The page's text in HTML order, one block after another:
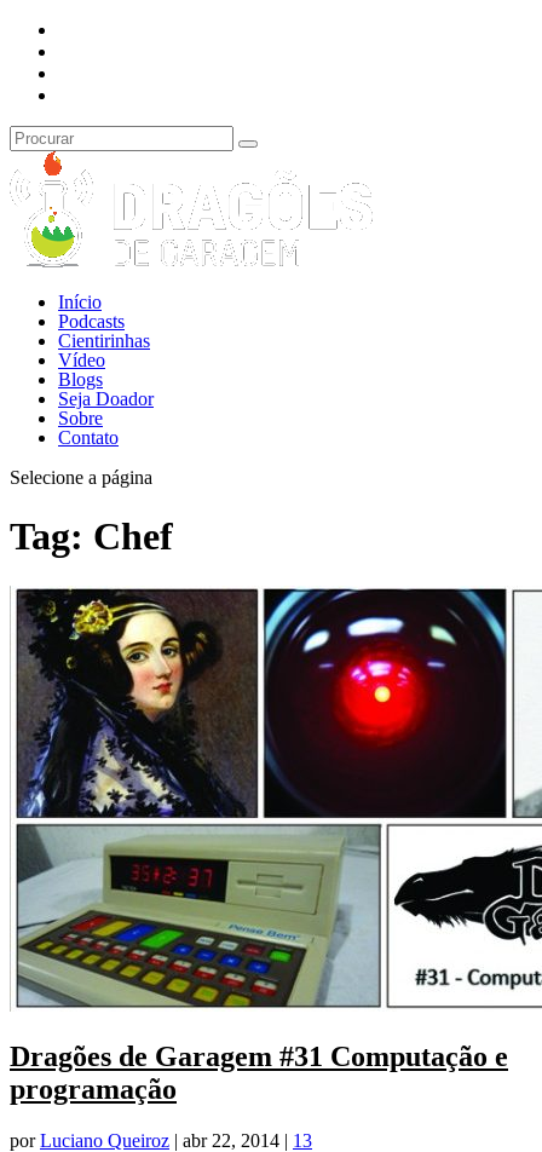
Início
Podcasts
Cientirinhas
Vídeo
Blogs
Seja Doador
Sobre
Contato
Selecione a página
Tag: Chef
Dragões de Garagem #31 Computação e
programação
porLuciano Queiroz | abr 22, 2014 | 13